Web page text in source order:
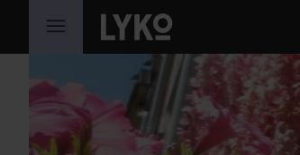
HOPPA TILL INNEHÅLLET